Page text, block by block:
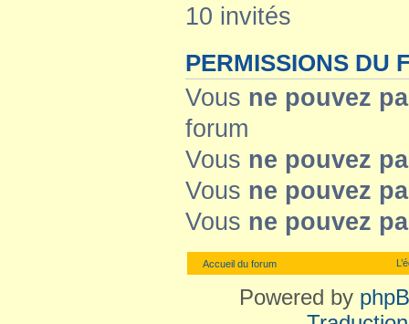
10 invités
PERMISSIONS DU
Vous ne pouvez
forum
Vous ne pouvez
Vous ne pouvez
Vous ne pouvez
Accueil du forum
Powered by